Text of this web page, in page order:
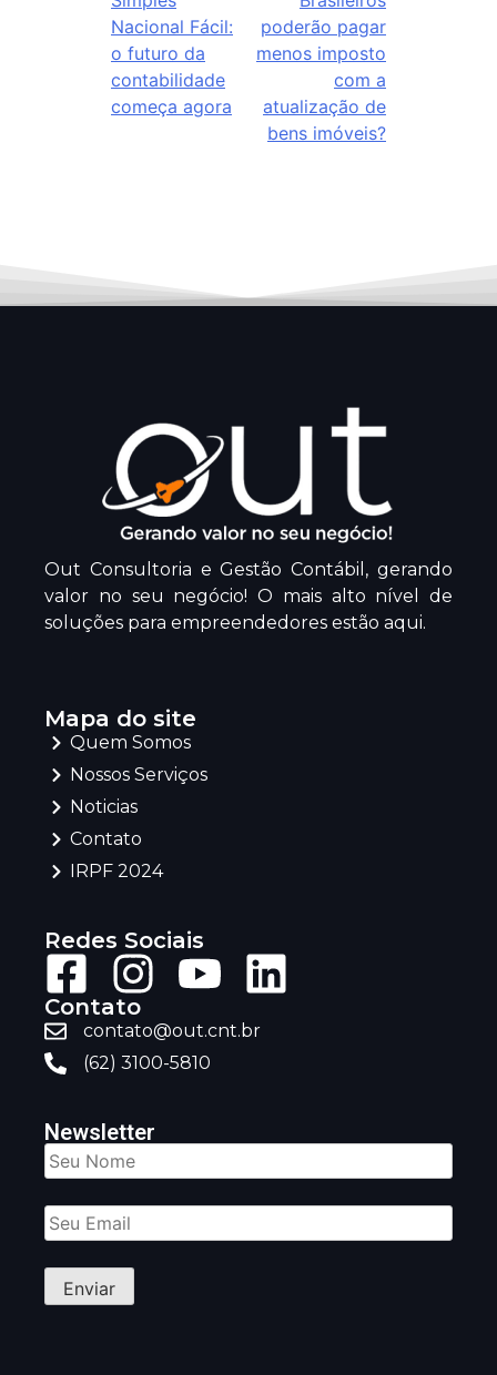
Nacional Fácil:
o futuro da
contabilidade
começa agora
poderão pagar
menos imposto
com a
atualização de
bens imóveis?
Out Consultoria e Gestão Contábil, gerando
valor no seu negócio! O mais alto nível de
soluções para empreendedores estão aqui.
Mapa do site
Quem Somos
Nossos Serviços
Noticias
Contato
IRPF 2024
Redes Sociais
Contato
contato@out.cnt.br
(62) 3100-5810
Newsletter